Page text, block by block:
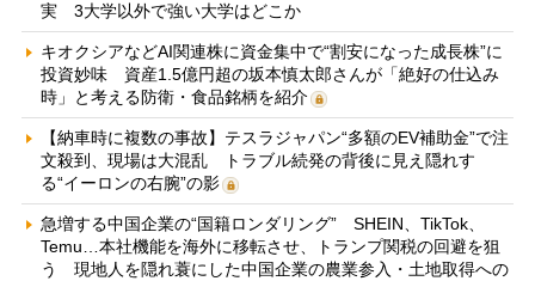
実 3大学以外で強い大学はどこか
キオクシアなどAI関連株に資金集中で“割安になった成長株”に
投資妙味 資産1.5億円超の坂本慎太郎さんが「絶好の仕込み
時」と考える防衛・食品銘柄を紹介
【納車時に複数の事故】テスラジャパン“多額のEV補助金”で注
文殺到、現場は大混乱 トラブル続発の背後に見え隠れす
る“イーロンの右腕”の影
急増する中国企業の“国籍ロンダリング” SHEIN、TikTok、
Temu…本社機能を海外に移転させ、トランプ関税の回避を狙
う 現地人を隠れ蓑にした中国企業の農業参入・土地取得への